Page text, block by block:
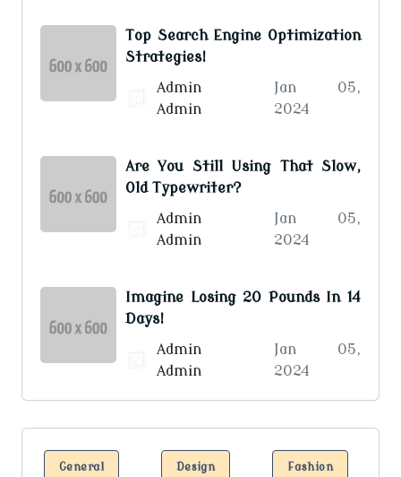
Top Search Engine Optimization
Strategies!
Admin
Admin
Jan 05,
2024
Are You Still Using That Slow,
Old Typewriter?
Admin
Admin
Jan 05,
2024
Imagine Losing 20 Pounds In 14
Days!
Admin
Admin
Jan 05,
2024
General Design Fashion